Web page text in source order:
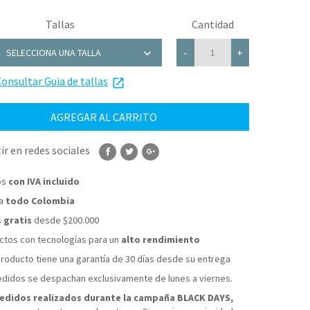
Tallas
SELECCIONA UNA TALLA chevron_right
32
Guia de tallas launch
Cantidad
- +
AGREGAR AL CARRITO
en redes sociales
con IVA incluido
todo Colombia
gratis desde $200.000
con tecnologías para un alto rendimiento
tiene una garantía de 30 días desde su entrega
se despachan exclusivamente de lunes a viernes.
realizados durante la campaña BLACK DAYS,